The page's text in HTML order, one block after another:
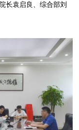
长袁启良、综合部刘